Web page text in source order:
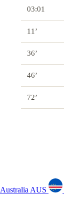
03:01
11’
36’
46’
72’
Australia AUS